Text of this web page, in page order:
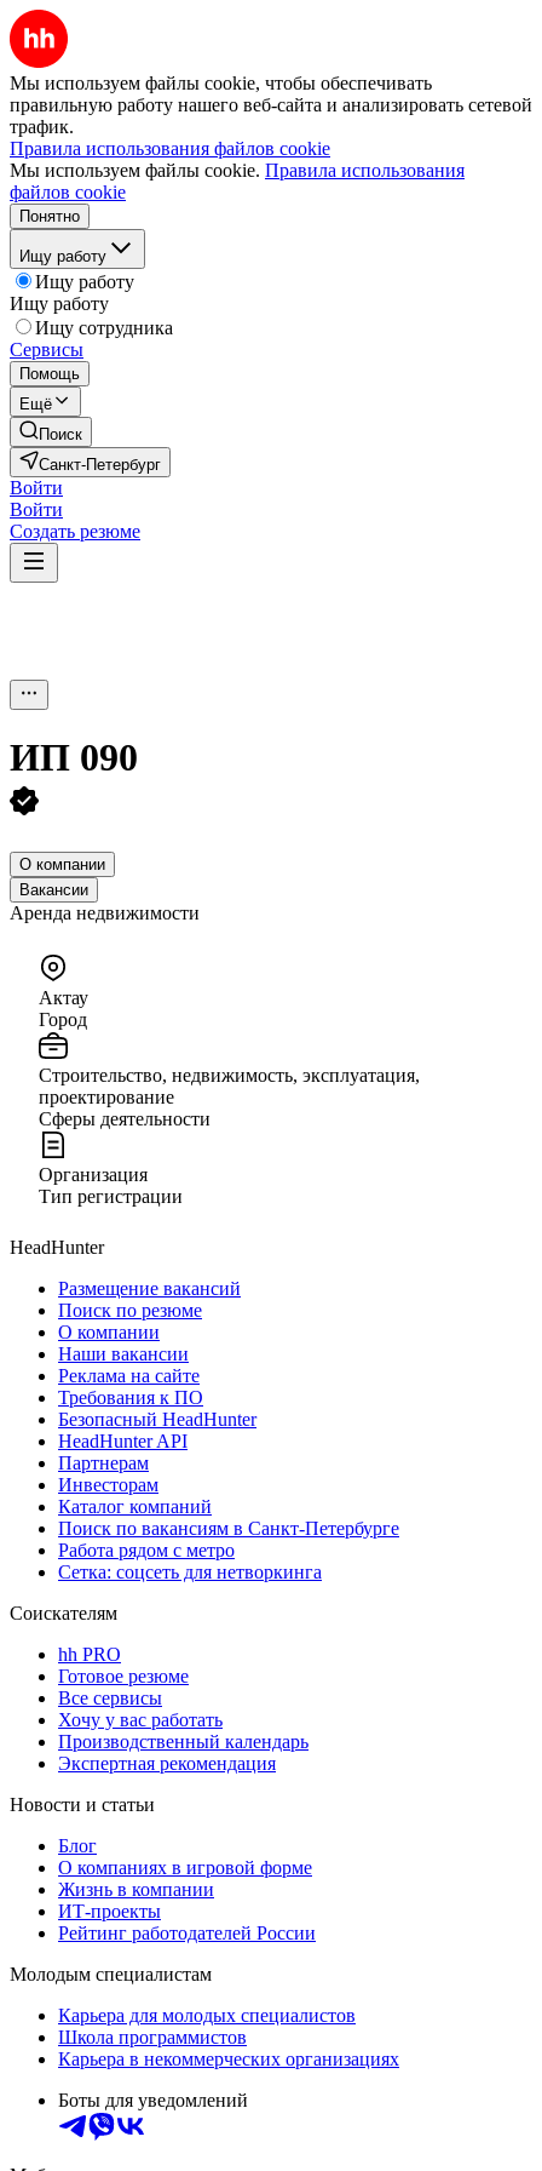
Мы используем файлы cookie, чтобы обеспечивать
правильную работу нашего веб-сайта и анализировать сетевой
трафик.
Правила использования файлов cookie
Мы используем файлы cookie. Правила использования
файлов cookie
Понятно
Ищу работу
Ищу работу
Ищу работу
Ищу сотрудника
Сервисы
Помощь
Ещё
Поиск
Санкт-Петербург
Войти
Войти
Создать резюме
ИП 090
О компании
Вакансии
Аренда недвижимости
Актау
Город
Строительство, недвижимость, эксплуатация,
проектирование
Сферы деятельности
Организация
Тип регистрации
HeadHunter
Размещение вакансий
Поиск по резюме
О компании
Наши вакансии
Реклама на сайте
Требования к ПО
Безопасный HeadHunter
HeadHunter API
Партнерам
Инвесторам
Каталог компаний
Поиск по вакансиям в Санкт-Петербурге
Работа рядом с метро
Сетка: соцсеть для нетворкинга
Соискателям
hh PRO
Готовое резюме
Все сервисы
Хочу у вас работать
Производственный календарь
Экспертная рекомендация
Новости и статьи
Блог
О компаниях в игровой форме
Жизнь в компании
ИТ-проекты
Рейтинг работодателей России
Молодым специалистам
Карьера для молодых специалистов
Школа программистов
Карьера в некоммерческих организациях
Боты для уведомлений